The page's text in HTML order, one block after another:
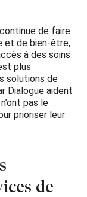
de faire
et de bien-être,
à des soins
plus
solutions de
Dialogue aident
pas le
prioriser leur
de